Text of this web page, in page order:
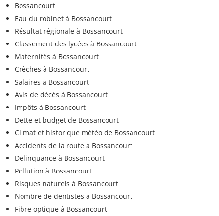
Bossancourt
Eau du robinet à Bossancourt
Résultat régionale à Bossancourt
Classement des lycées à Bossancourt
Maternités à Bossancourt
Crèches à Bossancourt
Salaires à Bossancourt
Avis de décès à Bossancourt
Impôts à Bossancourt
Dette et budget de Bossancourt
Climat et historique météo de Bossancourt
Accidents de la route à Bossancourt
Délinquance à Bossancourt
Pollution à Bossancourt
Risques naturels à Bossancourt
Nombre de dentistes à Bossancourt
Fibre optique à Bossancourt